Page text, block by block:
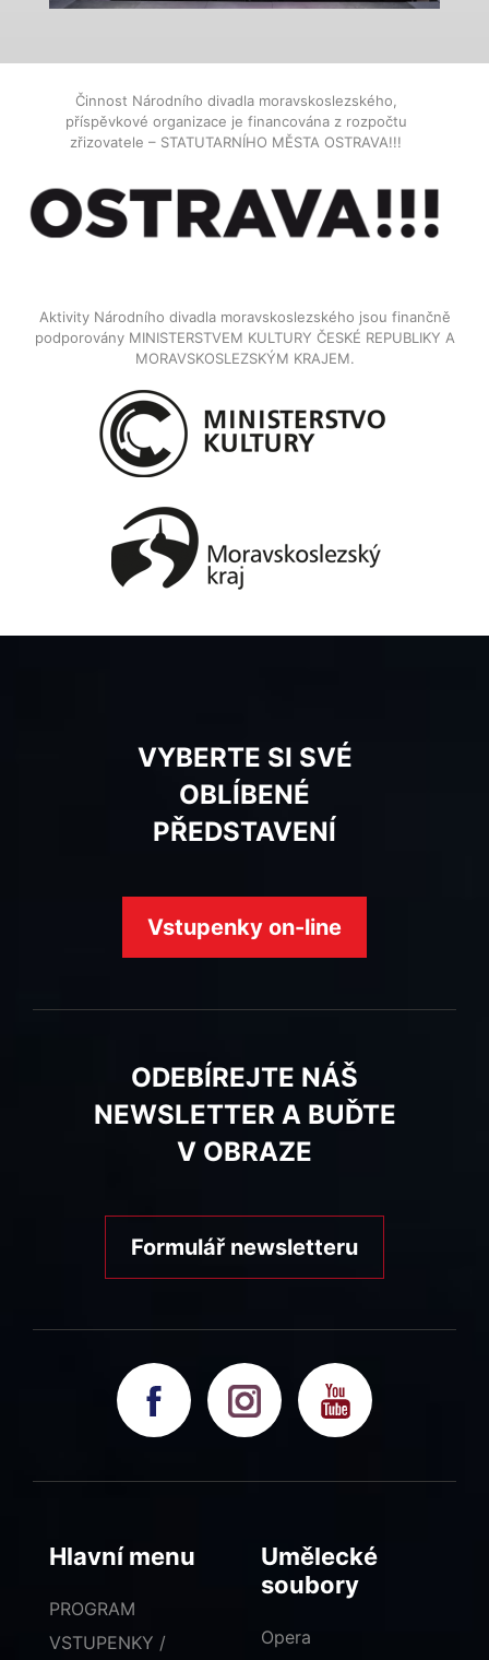
Činnost Národního divadla moravskoslezského,
příspěvkové organizace je financována z rozpočtu
zřizovatele – STATUTARNÍHO MĚSTA OSTRAVA!!!
Aktivity Národního divadla moravskoslezského jsou finančně
podporovány MINISTERSTVEM KULTURY ČESKÉ REPUBLIKY A
MORAVSKOSLEZSKÝM KRAJEM.
VYBERTE SI SVÉ
OBLÍBENÉ
PŘEDSTAVENÍ
Vstupenky on-line
ODEBÍREJTE NÁŠ
NEWSLETTER A BUĎTE
V OBRAZE
Formulář newsletteru
Hlavní menu
PROGRAM
VSTUPENKY /
Umělecké
soubory
Opera